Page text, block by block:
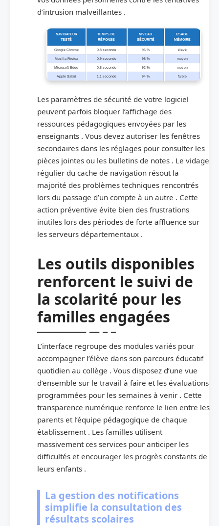
d’intrusion malveillantes .
NAVIGATEUR
TESTÉ
TEMPS DE
RÉPONSE
NIVEAU
SÉCURITÉ
USAGE
MÉMOIRE
Google Chrome 0.8 seconde 95 % élevé
Mozilla Firefox 0.9 seconde 98 % moyen
Microsoft Edge 0.8 seconde 92 % moyen
Apple Safari 1.1 seconde 94 % faible
Les paramètres de sécurité de votre logiciel
peuvent parfois bloquer l’affichage des
ressources pédagogiques envoyées par les
enseignants . Vous devez autoriser les fenêtres
secondaires dans les réglages pour consulter les
pièces jointes ou les bulletins de notes . Le vidage
régulier du cache de navigation résout la
majorité des problèmes techniques rencontrés
lors du passage d’un compte à un autre . Cette
action préventive évite bien des frustrations
inutiles lors des périodes de forte affluence sur
les serveurs départementaux .
Les outils disponibles
renforcent le suivi de
la scolarité pour les
familles engagées
L’interface regroupe des modules variés pour
accompagner l’élève dans son parcours éducatif
quotidien au collège . Vous disposez d’une vue
d’ensemble sur le travail à faire et les évaluations
programmées pour les semaines à venir . Cette
transparence numérique renforce le lien entre les
parents et l’équipe pédagogique de chaque
établissement . Les familles utilisent
massivement ces services pour anticiper les
difficultés et encourager les progrès constants de
leurs enfants .
La gestion des notifications
simplifie la consultation des
résultats scolaires